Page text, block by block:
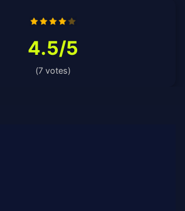
4.5/5
(7 votes)